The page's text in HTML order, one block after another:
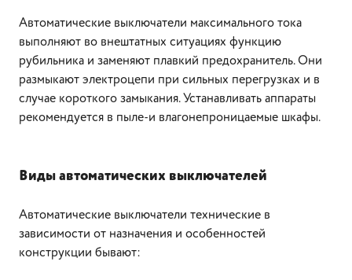
Автоматические выключатели максимального тока
выполняют во внештатных ситуациях функцию
рубильника и заменяют плавкий предохранитель. Они
размыкают электроцепи при сильных перегрузках и в
случае короткого замыкания. Устанавливать аппараты
рекомендуется в пыле-и влагонепроницаемые шкафы.
Виды автоматических выключателей
Автоматические выключатели технические в
зависимости от назначения и особенностей
конструкции бывают: